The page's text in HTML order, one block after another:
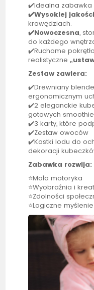
✔️Idealna zabawka
✔️Wysokiej
krawędziach.
✔️Nowoczesna,
do każdego
✔️Ruchome
realistyczne
Zestaw zawiera:
✔️Drewniany
ergonomicznym
✔️2 eleganckie
gotowych
✔️3 karty, które
✔️Zestaw owoców
✔️Kostki lodu do
dekoracji
Zabawka rozwija:
⭐Mała motoryka
⭐Wyobraźnia i
⭐Zdolności
⭐Logiczne myślenie